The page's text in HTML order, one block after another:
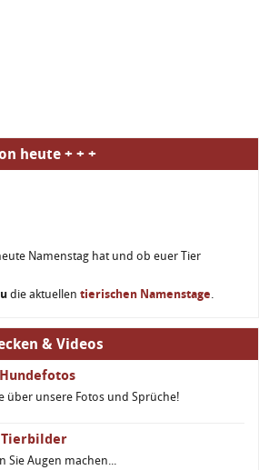
heute + + +
Namenstag hat und ob euer Tier
die aktuellen tierischen Namenstage
& Videos
über unsere Fotos und Sprüche!
Sie Augen machen...